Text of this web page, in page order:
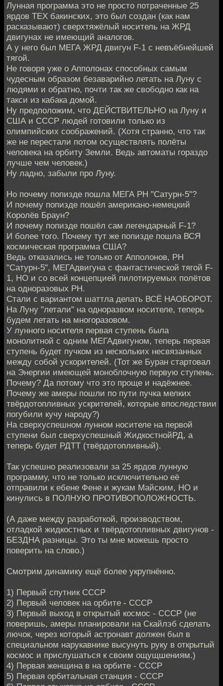
Лунная программа это не просто потраченные 25
ярдов ТЕХ бакинских, это был создан (как нам
расказывают) сверхтяжёлый носитель на ЖРД
двигунах не имеющий аналогов.
А у него был МЕГА ЖРД двигун F-1 c невъёбнейшей
тягой.
Не говоря уже о Апполонах способных самым
чудесным образом безаварийно летать на Луну с
людями и обратно, почти так же свободно как на
такси из кабака домой.
Ну предположим, что ДЕЙСТВИТЕЛЬНО на Луну и
США и СССР людей готовили только из
олимпийских соображений. (Хотя странно, что так
же не перестали потом осуществлять полёты
человека на орбиту Земли. Ведь автоматы гораздо
лучше чем человек.)
Ну ладно, забыли про Луну.
Но почему попизде пошла МЕГА РН "Сатурн-5"?
И почему попизде пошёл американо-немецкий
Королёв Браун?
И почему попизде пошёл сам легендарный F-1?
И более того. Почему тут же попизде пошла ВСЯ
космическая программа США?
Ведь отказались не только от Апполонов, РН
"Сатурн-5", МЕГАдвигуна с фантастической тягой F-
1, НО и со всей концепцией пилотируемых полётов
на одноразовых РН.
Стали с вариантом шаттла делать ВСЁ НАОБОРОТ.
На Луну "летали" на одноразвом носителе, теперь
будем летать на многоразовом.
У лунного носителя первая ступень была
монолитной с одним МЕГАдвигуном, теперь первая
ступень будет пучком из нескольких несвязанных
между собой ускорителей. (Тот же Буран стартовал
на Энергии имеющей моноблочную первую ступень.
Почему? Да потому что это проще и надёжнее.
Почему же амеры пошли по пути пучка мелких
твёрдотопливных ускрителей, которые впоследствии
погубили кучу народу?)
На сверхуспешном лунном носителе на первой
ступени был сверхуспешный ЖидкостнойРД, а
теперь будет РДТТ (твёрдотопливный).
Так успешно реализовали за 25 ярдов лунную
программу, что не только исключительно её
отправили к ебене Фене и жукам Майским, НО и
кинулись в ПОЛНУЮ ПРОТИВОПОЛОЖНОСТЬ.
(А даже между разработкой, производством,
отладкой жидкостных и твёрдотопливных двигунов -
БЕЗДНА разницы. Это ты мне можешь просто
поверить на слово.)
Смотрим динамику ещё более укрупнённо.
1) Первый спутник СССР
2) Первый человек на орбите - СССР
3) Первый выход в открытый космос - СССР (не
поверишь, амеры планировали на Скайлэб сделать
лючок, через который астронавт должен был в
специальном нарукавнике высунуть руку в открытый
космос и прислушаться к своим ощущшениям.)
4) Первая женщина в на орбите - СССР
5) Первая орбитальная станция - СССР